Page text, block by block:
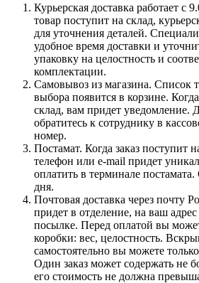
Курьерская доставка работает с
товар поступит на склад,
для уточнения деталей.
удобное время доставки и
упаковку на целостность и
комплектации.
Самовывоз из магазина. Список
выбора появится в корзине.
склад, вам придет уведомление.
обратитесь к сотруднику в
номер.
Постамат. Когда заказ поступит
телефон или e-mail придет
оплатить в терминале
дня.
Почтовая доставка через почту
придет в отделение, на ваш
посылке. Перед оплатой вы
коробки: вес, целостность.
самостоятельно вы можете
Один заказ может содержать не
его стоимость не должна